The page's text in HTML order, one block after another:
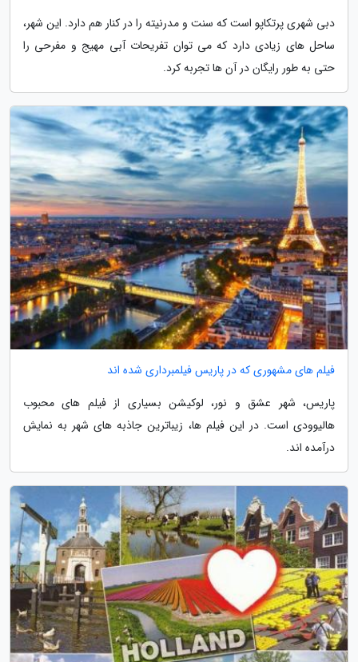
دبی شهری پرتکاپو است که سنت و مدرنیته را در کنار هم دارد. این شهر،
ساحل های زیادی دارد که می توان تفریحات آبی مهیج و مفرحی را
حتی به طور رایگان در آن ها تجربه کرد.
فیلم های مشهوری که در پاریس فیلمبرداری شده اند
پاریس، شهر عشق و نور، لوکیشن بسیاری از فیلم های محبوب
هالیوودی است. در این فیلم ها، زیباترین جاذبه های شهر به نمایش
درآمده اند.